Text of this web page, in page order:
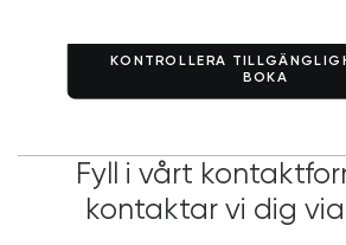
KONTROLLERA
BOKA
Fyll i vårt
kontaktar vi dig